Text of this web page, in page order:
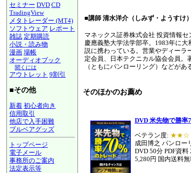
セミナー DVD CD
TradingView
メタトレーダー (MT4)
ソフトウェア レポート
雑誌 定期購読
小説・読み物
漫画 場帳
オーディオブック
聞くには
アウトレット 9割引
■その他
新着 初心者向き
信用取引
他店で入手困難
ブルベアグッズ
トップページ
電子メール
事務所のご案内
法定表示等
■講師 清水洋介（しみず・ようすけ）
マネックス証券株式会社 投資情報セ
慶應義塾大学法学部卒。1983年に
説に携わっている。営業やディーラ
定会員、日本テクニカル協会会員。
（ともにパンローリング）などがあ
そのほかのお薦め
DVD 米先物で勝率
ベテラン度: ★★☆
成田博之 パンロー
DVD 50分 PDF資料
5,280円 国内送料